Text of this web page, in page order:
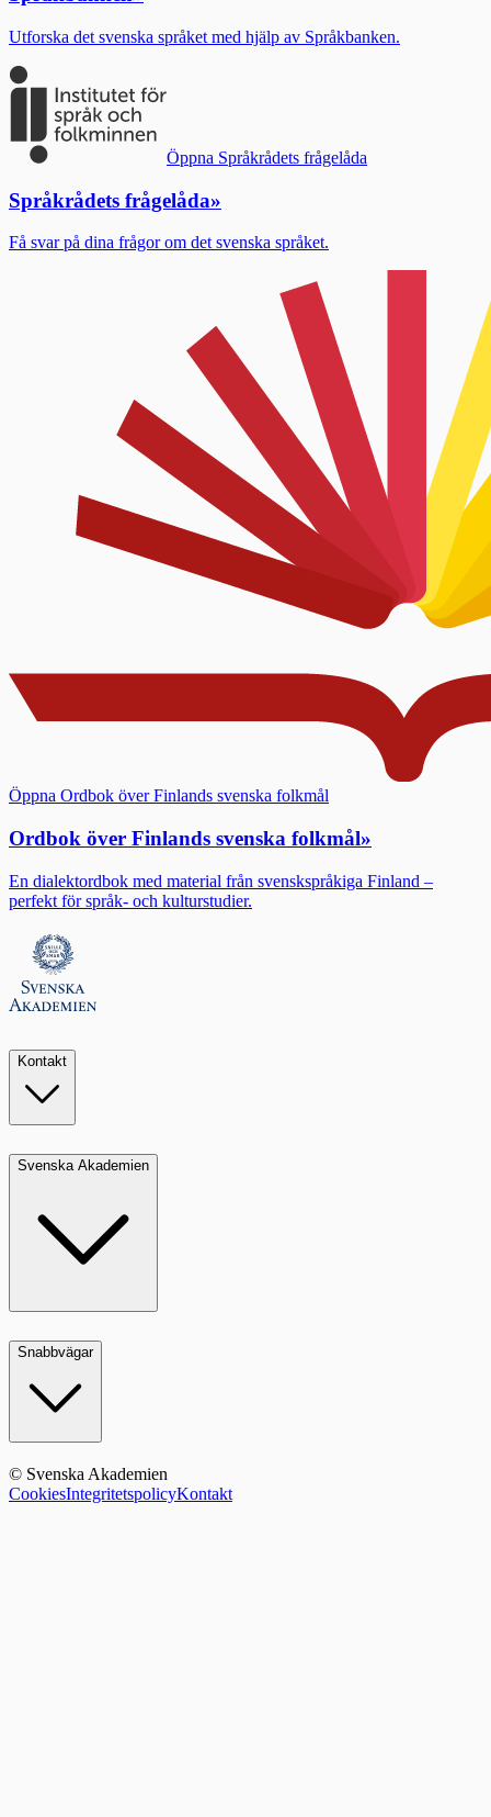
Utforska det svenska språket med hjälp av Språkbanken.
Öppna Språkrådets frågelåda
Språkrådets frågelåda»
Få svar på dina frågor om det svenska språket.
Öppna Ordbok över Finlands svenska folkmål
Ordbok över Finlands svenska folkmål»
En dialektordbok med material från svenskspråkiga Finland –
perfekt för språk- och kulturstudier.
Kontakt
Svenska Akademien
Snabbvägar
© Svenska Akademien
CookiesIntegritetspolicyKontakt